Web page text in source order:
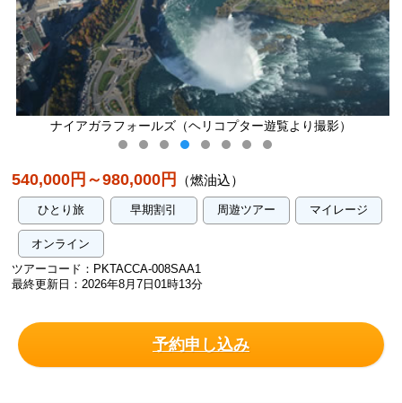
ガラフォールズ（ヘリコプター遊覧より撮影）
540,000円～980,000円 （燃油込）
ひとり旅 早期割引 周遊ツアー マイレージ
オンライン
ツアーコード：PKTACCA-008SAA1
最終更新日：2026年8月7日01時13分
予約申し込み